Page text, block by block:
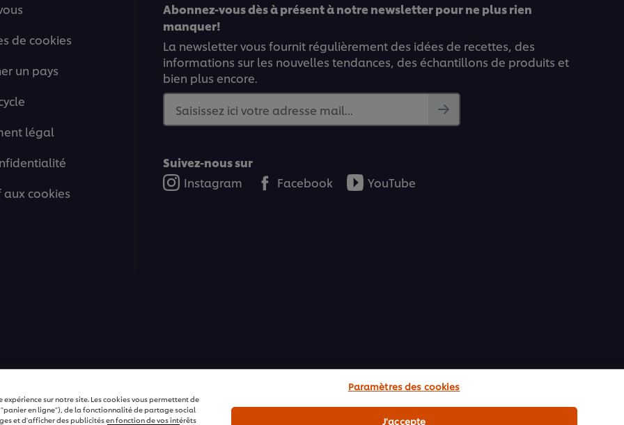
de cookies
un pays
légal
aux cookies
Abonnez-vous dès à présent à notre newsletter pour ne plus rien
manquer!
La newsletter vous fournit régulièrement des idées de recettes, des
informations sur les nouvelles tendances, des échantillons de produits et
bien plus encore.
Saisissez ici votre adresse mail...
Suivez-nous sur
Instagram
Facebook YouTube
sur notre site. Les cookies vous permettent de
en ligne"), de la fonctionnalité de partage social
et d'afficher des publicités en fonction de vos intérêts
Paramètres des cookies
J'accepte